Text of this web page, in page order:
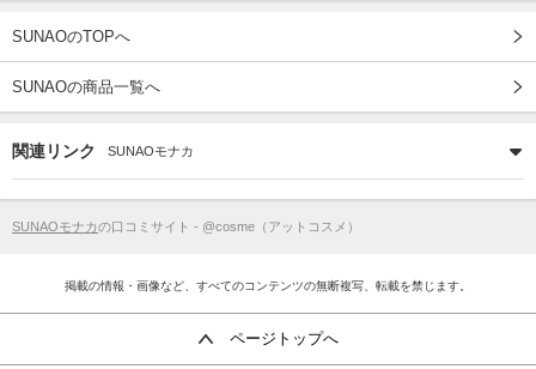
SUNAOのTOPへ
SUNAOの商品一覧へ
関連リンク SUNAOモナカ
SUNAOモナカの口コミサイト - @cosme（アットコスメ）
掲載の情報・画像など、すべてのコンテンツの無断複写、転載を禁じます。
ページトップへ